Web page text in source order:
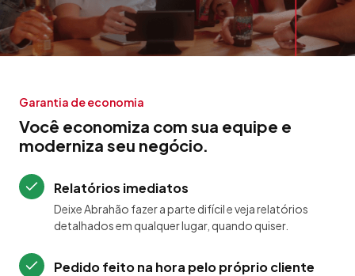
Garantia de economia
Você economiza com sua equipe e
moderniza seu negócio.
Relatórios imediatos
Deixe Abrahão fazer a parte difícil e veja relatórios
detalhados em qualquer lugar, quando quiser.
Pedido feito na hora pelo próprio cliente